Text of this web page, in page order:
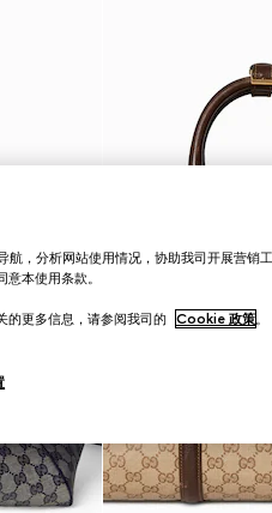
，分析网站使用情况，协助我司开展营销
本使用条款。
的更多信息，请参阅我司的 Cookie 政策。